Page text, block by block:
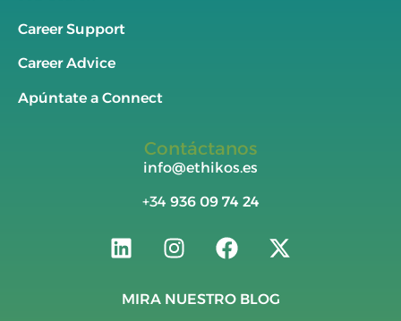
Career Support
Career Advice
Apúntate a Connect
Contáctanos
info@ethikos.es
+34 936 09 74 24
MIRA NUESTRO BLOG